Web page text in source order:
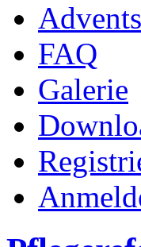
FAQ
Galerie